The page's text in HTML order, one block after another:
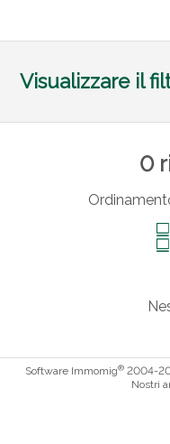
Visualizzare il
0
Software Immomig®2004-
Nostri